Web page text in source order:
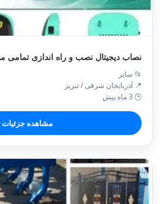
نصاب دیجیتال نصب و راه اندازی تمامی
📂 سایر
📍 آذربایجان شرقی / تبريز
🕒 3 ماه پیش
مشاهده جزئیات